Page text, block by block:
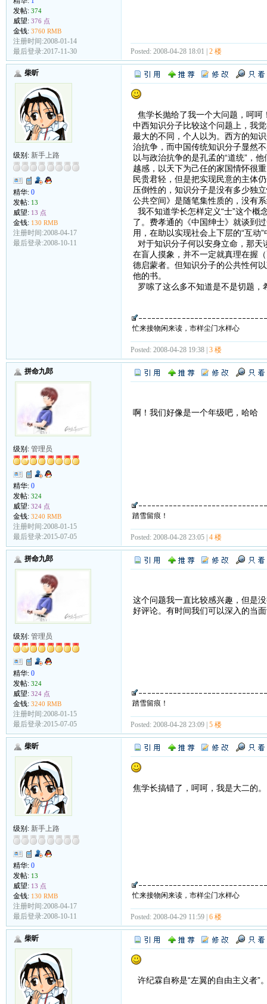
发帖: 374
威望: 376 点
金钱: 3760 RMB
注册时间:2008-01-14
最后登录:2017-11-30
Posted: 2008-04-28 18:01 | 2 楼
柴昕
级别: 新手上路
精华: 0
发帖: 13
威望: 13 点
金钱: 130 RMB
注册时间:2008-04-17
最后登录:2008-10-11
焦学长抛给了我一个大问题，呵呵
中西知识分子比较这个问题上，我
最大的不同，个人以为。西方的知
治抗争，而中国传统知识分子显然
以与政治抗争的是孔孟的“道统”，
越感，以天下为己任的家国情怀很
民贵君轻，但是把实现民意的主体
压倒性的，知识分子是没有多少独
公共空间》是随笔集性质的，没有
我不知道学长怎样定义“士”这个概
了。费孝通的《中国绅士》就谈到
用，在助以实现社会上下层的“互动
对于知识分子何以安身立命，那
在盲人摸象，并不一定就真理在握
德启蒙者。但知识分子的公共性何
他的书。
罗嗦了这么多不知道是不是切题，
忙来接物闲来读，市样尘门水样心
Posted: 2008-04-28 19:38 | 3 楼
拼命九郎
级别: 管理员
精华: 0
发帖: 324
威望: 324 点
金钱: 3240 RMB
注册时间:2008-01-15
最后登录:2015-07-05
啊！我们好像是一个年级吧，哈哈
踏雪留痕！
Posted: 2008-04-28 23:05 | 4 楼
拼命九郎
级别: 管理员
精华: 0
发帖: 324
威望: 324 点
金钱: 3240 RMB
注册时间:2008-01-15
最后登录:2015-07-05
这个问题我一直比较感兴趣，但是
好评论。有时间我们可以深入的当
踏雪留痕！
Posted: 2008-04-28 23:09 | 5 楼
柴昕
级别: 新手上路
精华: 0
发帖: 13
威望: 13 点
金钱: 130 RMB
注册时间:2008-04-17
最后登录:2008-10-11
焦学长搞错了，呵呵，我是大二的。
忙来接物闲来读，市样尘门水样心
Posted: 2008-04-29 11:59 | 6 楼
柴昕
许纪霖自称是“左翼的自由主义者”